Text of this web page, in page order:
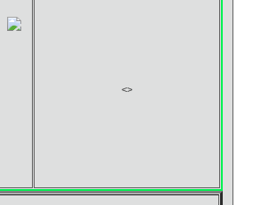
<>